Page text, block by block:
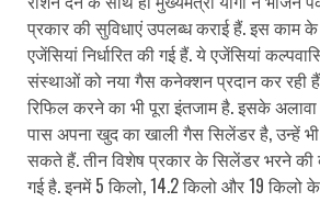
प्रकार की सुविधाएं उपलब्ध कराई हैं. इस काम
एजेंसियां निर्धारित की गई हैं. ये एजेंसियां
संस्थाओं को नया गैस कनेक्शन प्रदान कर रही
रिफिल करने का भी पूरा इंतजाम है. इसके
पास अपना खुद का खाली गैस सिलेंडर है, उन्हें
सकते हैं. तीन विशेष प्रकार के सिलेंडर भरने की
गई है. इनमें 5 किलो, 14.2 किलो और 19